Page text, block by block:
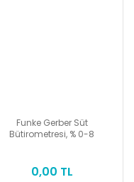
Funke Gerber Süt
Bütirometresi, % 0-8
0,00 TL